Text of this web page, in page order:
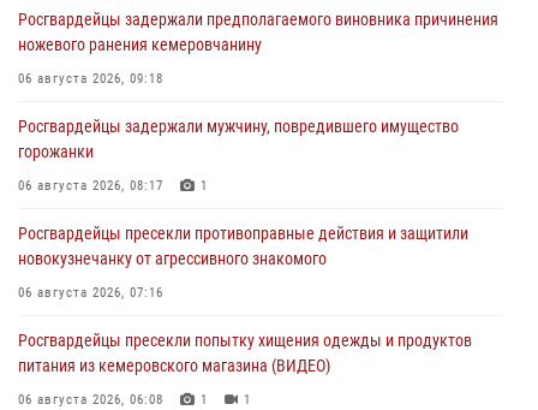
Росгвардейцы задержали предполагаемого виновника причинения
ножевого ранения кемеровчанину
06 августа 2026, 09:18
Росгвардейцы задержали мужчину, повредившего имущество
горожанки
06 августа 2026, 08:17 1
Росгвардейцы пресекли противоправные действия и защитили
новокузнечанку от агрессивного знакомого
06 августа 2026, 07:16
Росгвардейцы пресекли попытку хищения одежды и продуктов
питания из кемеровского магазина (ВИДЕО)
06 августа 2026, 06:08 1 1